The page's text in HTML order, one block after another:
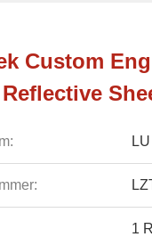
Custom
LU
1